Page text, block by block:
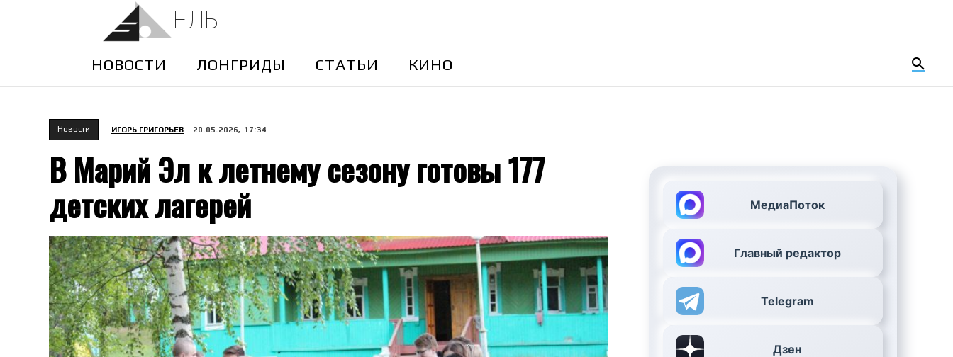
ЕЛЬ
НОВОСТИ ЛОНГРИДЫ CТАТЬИ КИНО
Новости ИГОРЬ ГРИГОРЬЕВ 20.05.2026, 17:34
В Марий Эл к летнему сезону готовы 177
детских лагерей МедиаПоток
Главный редактор
Telegram
Дзен